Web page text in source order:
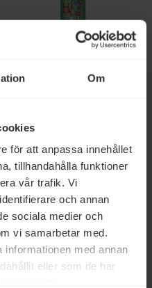
Om
för att anpassa innehållet
tillhandahålla funktioner
vår trafik. Vi
och annan
sociala medier och
vi samarbetar med.
med annan
eller som de har